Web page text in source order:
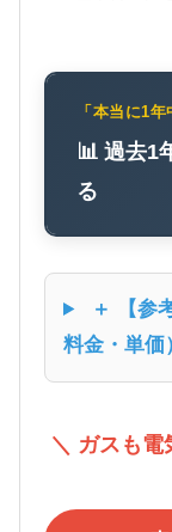
「本当に1
📊 過去1
る
＋ 【参
料金・単価
＼ ガスも電